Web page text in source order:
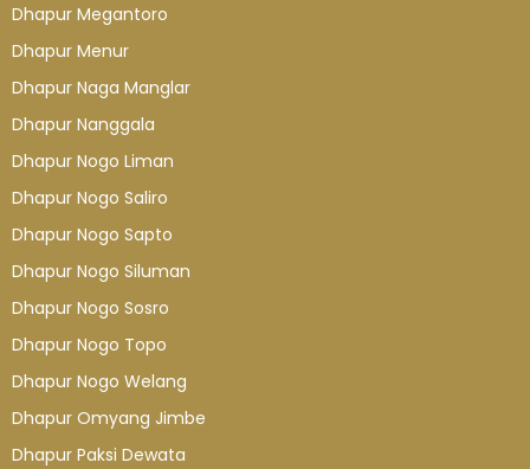
Dhapur Megantoro
Dhapur Menur
Dhapur Naga Manglar
Dhapur Nanggala
Dhapur Nogo Liman
Dhapur Nogo Saliro
Dhapur Nogo Sapto
Dhapur Nogo Siluman
Dhapur Nogo Sosro
Dhapur Nogo Topo
Dhapur Nogo Welang
Dhapur Omyang Jimbe
Dhapur Paksi Dewata